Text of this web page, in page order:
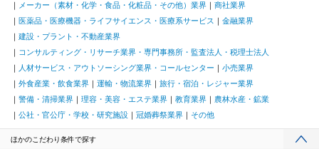
メーカー（素材・化学・食品・化粧品・その他）業界
商社業界
医薬品・医療機器・ライフサイエンス・医療系サービス
金融業界
建設・プラント・不動産業界
コンサルティング・リサーチ業界・専門事務所・監査法人・税理士法人
人材サービス・アウトソーシング業界・コールセンター
小売業界
外食産業・飲食業界
運輸・物流業界
旅行・宿泊・レジャー業界
警備・清掃業界
理容・美容・エステ業界 教育業界
農林水産・鉱業
公社・官公庁・学校・研究施設
冠婚葬祭業界 その他
ほかのこだわり条件で探す